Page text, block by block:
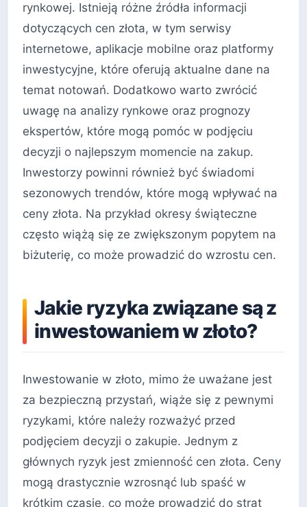
rynkowej. Istnieją różne źródła informacji
dotyczących cen złota, w tym serwisy
internetowe, aplikacje mobilne oraz platformy
inwestycyjne, które oferują aktualne dane na
temat notowań. Dodatkowo warto zwrócić
uwagę na analizy rynkowe oraz prognozy
ekspertów, które mogą pomóc w podjęciu
decyzji o najlepszym momencie na zakup.
Inwestorzy powinni również być świadomi
sezonowych trendów, które mogą wpływać na
ceny złota. Na przykład okresy świąteczne
często wiążą się ze zwiększonym popytem na
biżuterię, co może prowadzić do wzrostu cen.
Jakie ryzyka związane są z
inwestowaniem w złoto?
Inwestowanie w złoto, mimo że uważane jest
za bezpieczną przystań, wiąże się z pewnymi
ryzykami, które należy rozważyć przed
podjęciem decyzji o zakupie. Jednym z
głównych ryzyk jest zmienność cen złota. Ceny
mogą drastycznie wzrosnąć lub spaść w
krótkim czasie, co może prowadzić do strat